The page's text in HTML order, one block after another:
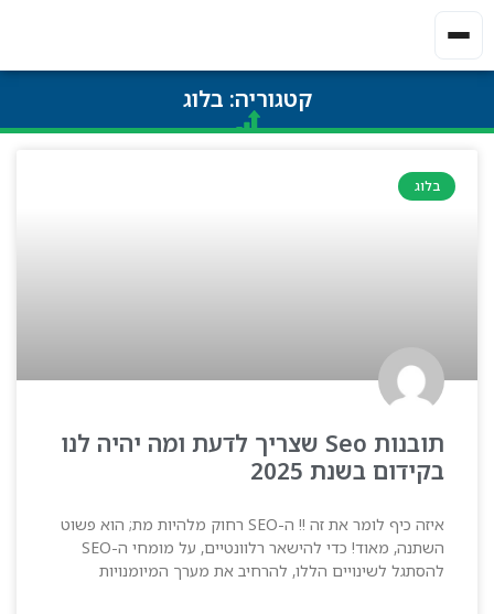
קטגוריה: בלוג
בלוג
תובנות Seo שצריך לדעת ומה יהיה לנו
בקידום בשנת 2025
איזה כיף לומר את זה !! ה-SEO רחוק מלהיות מת; הוא פשוט
השתנה, מאוד! כדי להישאר רלוונטיים, על מומחי ה-SEO
להסתגל לשינויים הללו, להרחיב את מערך המיומנויות